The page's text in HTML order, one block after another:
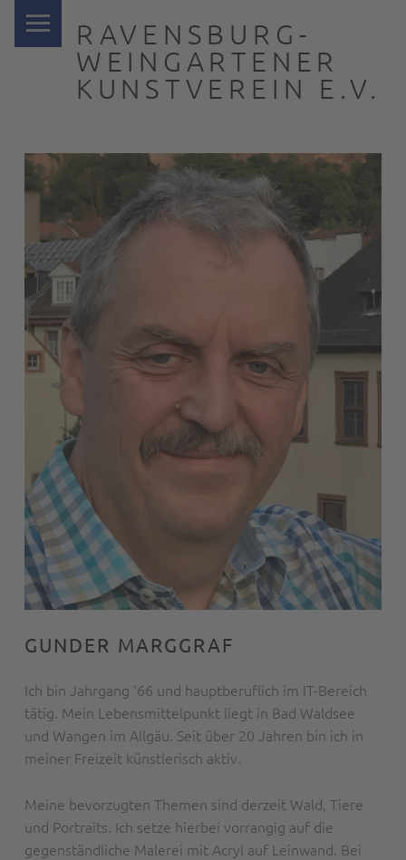
RAVENSBURG-
WEINGARTENER
KUNSTVEREIN E.V.
GUNDER MARGGRAF
Ich bin Jahrgang ’66 und hauptberuflich im IT-Bereich
tätig. Mein Lebensmittelpunkt liegt in Bad Waldsee
und Wangen im Allgäu. Seit über 20 Jahren bin ich in
meiner Freizeit künstlerisch aktiv.
Meine bevorzugten Themen sind derzeit Wald, Tiere
und Portraits. Ich setze hierbei vorrangig auf die
gegenständliche Malerei mit Acryl auf Leinwand. Bei